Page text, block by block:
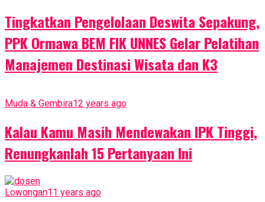
Tingkatkan Pengelolaan Deswita Sepakung,
PPK Ormawa BEM FIK UNNES Gelar Pelatihan
Manajemen Destinasi Wisata dan K3
Muda & Gembira12 years ago
Kalau Kamu Masih Mendewakan IPK Tinggi,
Renungkanlah 15 Pertanyaan Ini
Lowongan11 years ago